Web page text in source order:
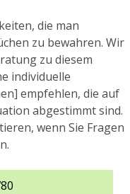
die man
zu bewahren. Wir
zu diesem
individuelle
empfehlen, die auf
abgestimmt sind.
wenn Sie Fragen